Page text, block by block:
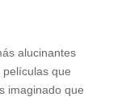
alucinantes
que
imaginado que